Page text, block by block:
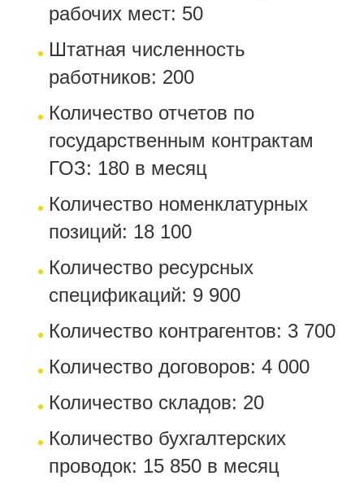
рабочих мест: 50
Штатная численность
работников: 200
Количество отчетов по
государственным контрактам
ГОЗ: 180 в месяц
Количество номенклатурных
позиций: 18 100
Количество ресурсных
спецификаций: 9 900
Количество контрагентов: 3 700
Количество договоров: 4 000
Количество складов: 20
Количество бухгалтерских
проводок: 15 850 в месяц